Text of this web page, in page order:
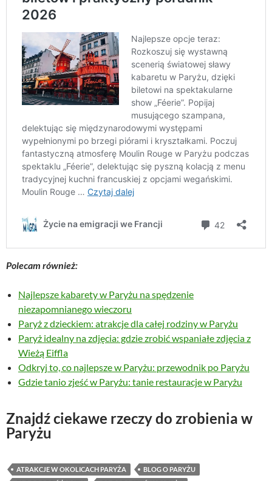
Polecam również:
Najlepsze kabarety w Paryżu na spędzenie
niezapomnianego wieczoru
Paryż z dzieckiem: atrakcje dla całej rodziny w Paryżu
Paryż idealny na zdjęcia: gdzie zrobić wspaniałe zdjęcia z
Wieżą Eiffla
Odkryj to, co najlepsze w Paryżu: przewodnik po Paryżu
Gdzie tanio zjeść w Paryżu: tanie restauracje w Paryżu
Znajdź ciekawe rzeczy do zrobienia w
Paryżu
ATRAKCJE W OKOLICACH PARYŻA
BLOG O PARYŻU